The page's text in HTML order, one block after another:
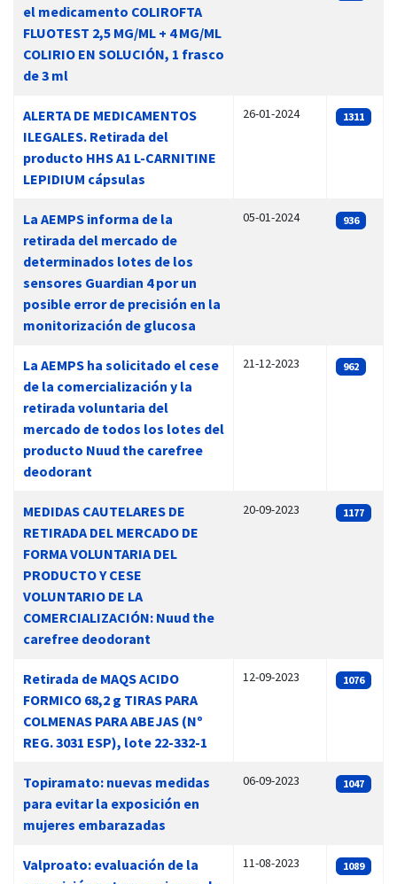
el medicamento COLIROFTA
FLUOTEST 2,5 MG/ML + 4 MG/ML
COLIRIO EN SOLUCIÓN, 1 frasco
de 3 ml
ALERTA DE MEDICAMENTOS
ILEGALES. Retirada del
producto HHS A1 L-CARNITINE
LEPIDIUM cápsulas
26-01-2024 1311
La AEMPS informa de la
retirada del mercado de
determinados lotes de los
sensores Guardian 4 por un
posible error de precisión en la
monitorización de glucosa
05-01-2024 936
La AEMPS ha solicitado el cese
de la comercialización y la
retirada voluntaria del
mercado de todos los lotes del
producto Nuud the carefree
deodorant
21-12-2023 962
MEDIDAS CAUTELARES DE
RETIRADA DEL MERCADO DE
FORMA VOLUNTARIA DEL
PRODUCTO Y CESE
VOLUNTARIO DE LA
COMERCIALIZACIÓN: Nuud the
carefree deodorant
20-09-2023 1177
Retirada de MAQS ACIDO
FORMICO 68,2 g TIRAS PARA
COLMENAS PARA ABEJAS (Nº
REG. 3031 ESP), lote 22-332-1
12-09-2023 1076
Topiramato: nuevas medidas
para evitar la exposición en
mujeres embarazadas
06-09-2023 1047
Valproato: evaluación de la
11-08-2023 1089